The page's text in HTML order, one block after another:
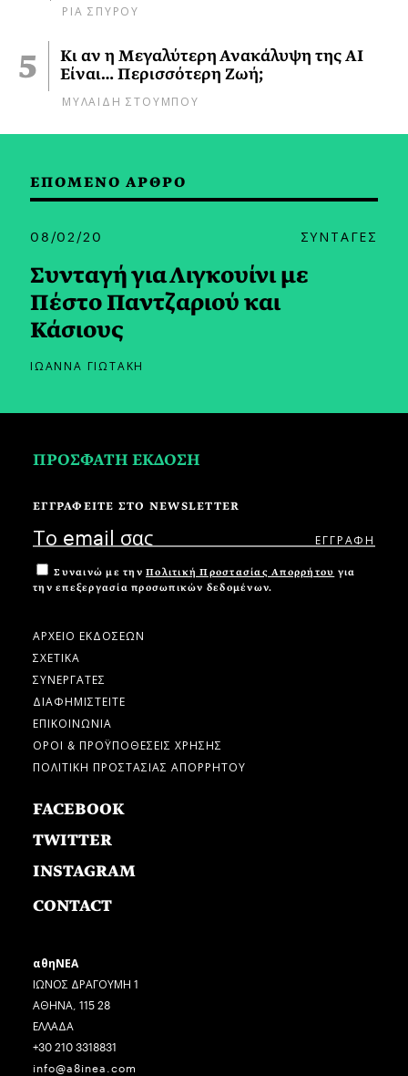
ΡΙΑ ΣΠΥΡΟΥ
Κι αν η Μεγαλύτερη Ανακάλυψη της AI
Είναι… Περισσότερη Ζωή;
ΜΥΛΑΙΔΗ ΣΤΟΥΜΠΟΥ
ΕΠΟΜΕΝΟ ΑΡΘΡΟ
08/02/20 ΣΥΝΤΑΓΕΣ
Συνταγή για Λιγκουίνι με
Πέστο Παντζαριού και
Κάσιους
ΙΩΑΝΝΑ ΓΙΩΤΑΚΗ
ΠΡΟΣΦΑΤΗ ΕΚΔΟΣΗ
ΕΓΓΡΑΦΕΙΤΕ ΣΤΟ NEWSLETTER
Συναινώ με την Πολιτική Προστασίας Απορρήτου για
την επεξεργασία προσωπικών δεδομένων.
ΑΡΧΕΙΟ ΕΚΔΟΣΕΩΝ
ΣΧΕΤΙΚΑ
ΣΥΝΕΡΓΑΤΕΣ
ΔΙΑΦΗΜΙΣΤΕΙΤΕ
ΕΠΙΚΟΙΝΩΝΙΑ
ΟΡΟΙ & ΠΡΟΫΠΟΘΕΣΕΙΣ ΧΡΗΣΗΣ
ΠΟΛΙΤΙΚΗ ΠΡΟΣΤΑΣΙΑΣ ΑΠΟΡΡΗΤΟΥ
FACEBOOK
TWITTER
INSTAGRAM
CONTACT
αθηΝΕΑ
ΙΩΝΟΣ ΔΡΑΓΟΥΜΗ 1
ΑΘΗΝΑ, 115 28
ΕΛΛΑΔΑ
+30 210 3318831
info@a8inea.com